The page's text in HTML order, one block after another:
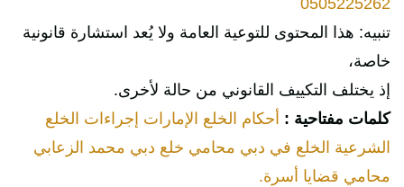
0505225262
تنبيه: هذا المحتوى للتوعية العامة ولا يُعد استشارة قانونية
خاصة،
إذ يختلف التكييف القانوني من حالة لأخرى.
كلمات مفتاحية : أحكام الخلع الإمارات إجراءات الخلع
الشرعية الخلع في دبي محامي خلع دبي محمد الزعابي
محامي قضايا أسرة.